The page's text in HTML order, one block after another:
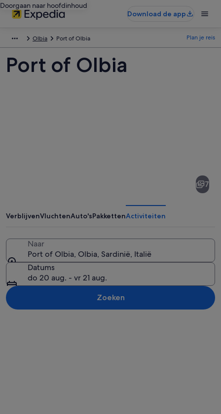
Doorgaan naar hoofdinhoud
Download de app
Olbia Port of Olbia Plan je reis
Port of Olbia
Een rij zeilboten afgemeerd langs
7
VerblijvenVluchtenAuto'sPakkettenActiviteiten
Naar
Port of Olbia, Olbia, Sardinië, Italië
Datums
do 20 aug. - vr 21 aug.
Zoeken